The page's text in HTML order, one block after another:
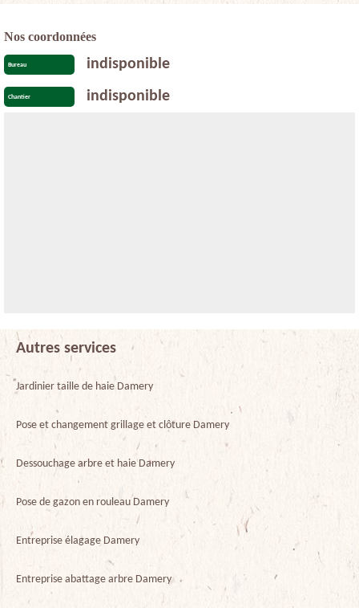
Nos coordonnées
Bureau indisponible
Chantier indisponible
Autres services
Jardinier taille de haie Damery
Pose et changement grillage et clôture Damery
Dessouchage arbre et haie Damery
Pose de gazon en rouleau Damery
Entreprise élagage Damery
Entreprise abattage arbre Damery